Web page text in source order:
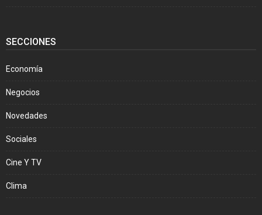
SECCIONES
Economía
Negocios
Novedades
Sociales
Cine Y TV
Clima